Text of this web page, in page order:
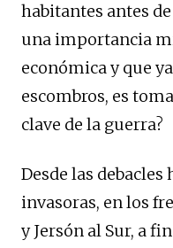
habitantes antes
una importancia
económica y que
escombros, es
clave de la guerra?
Desde las
invasoras, en los
y Jersón al Sur, a